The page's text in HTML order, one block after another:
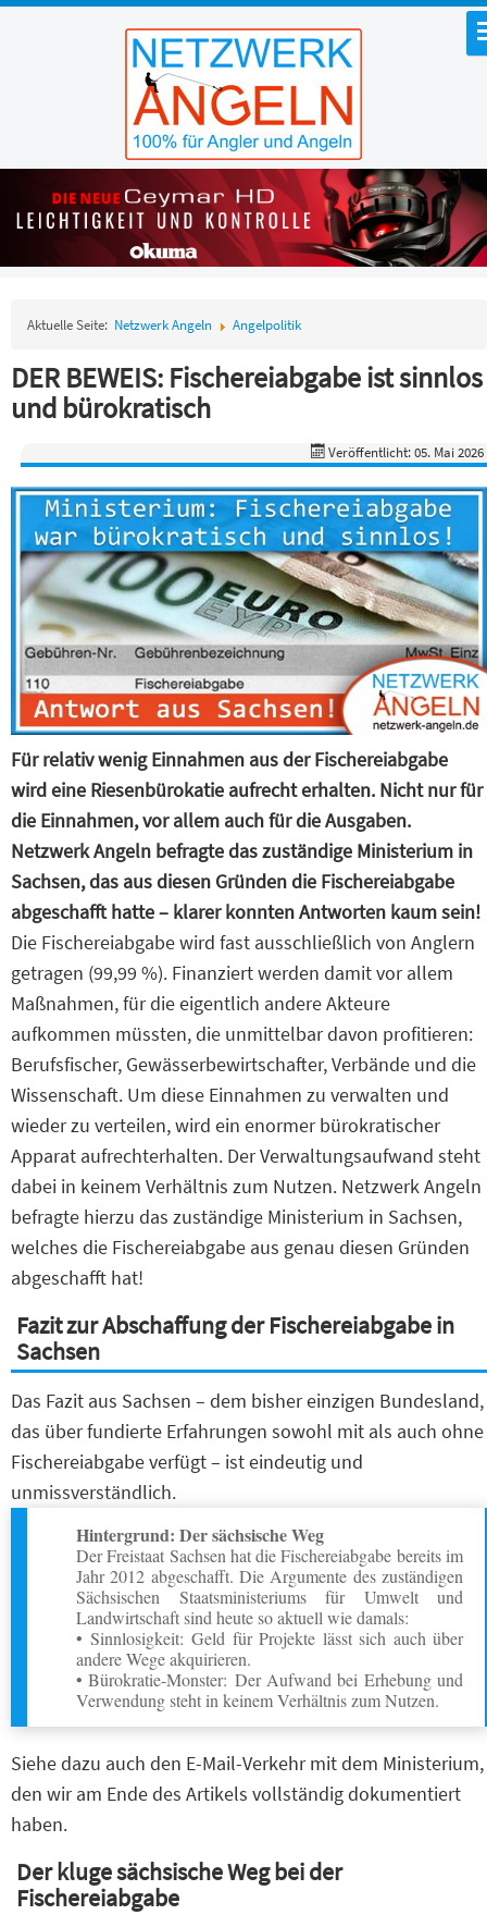
Aktuelle Seite: Netzwerk Angeln Angelpolitik
DER BEWEIS: Fischereiabgabe ist sinnlos
und bürokratisch
Veröffentlicht: 05. Mai 2026
Für relativ wenig Einnahmen aus der Fischereiabgabe
wird eine Riesenbürokatie aufrecht erhalten. Nicht nur für
die Einnahmen, vor allem auch für die Ausgaben.
Netzwerk Angeln befragte das zuständige Ministerium in
Sachsen, das aus diesen Gründen die Fischereiabgabe
abgeschafft hatte – klarer konnten Antworten kaum sein!
Die Fischereiabgabe wird fast ausschließlich von Anglern
getragen (99,99 %). Finanziert werden damit vor allem
Maßnahmen, für die eigentlich andere Akteure
aufkommen müssten, die unmittelbar davon profitieren:
Berufsfischer, Gewässerbewirtschafter, Verbände und die
Wissenschaft. Um diese Einnahmen zu verwalten und
wieder zu verteilen, wird ein enormer bürokratischer
Apparat aufrechterhalten. Der Verwaltungsaufwand steht
dabei in keinem Verhältnis zum Nutzen. Netzwerk Angeln
befragte hierzu das zuständige Ministerium in Sachsen,
welches die Fischereiabgabe aus genau diesen Gründen
abgeschafft hat!
Fazit zur Abschaffung der Fischereiabgabe in
Sachsen
Das Fazit aus Sachsen – dem bisher einzigen Bundesland,
das über fundierte Erfahrungen sowohl mit als auch ohne
Fischereiabgabe verfügt – ist eindeutig und
unmissverständlich.
Hintergrund: Der sächsische Weg
Der Freistaat Sachsen hat die Fischereiabgabe bereits im
Jahr 2012 abgeschafft. Die Argumente des zuständigen
Sächsischen Staatsministeriums für Umwelt und
Landwirtschaft sind heute so aktuell wie damals:
• Sinnlosigkeit: Geld für Projekte lässt sich auch über
andere Wege akquirieren.
• Bürokratie-Monster: Der Aufwand bei Erhebung und
Verwendung steht in keinem Verhältnis zum Nutzen.
Siehe dazu auch den E-Mail-Verkehr mit dem Ministerium,
den wir am Ende des Artikels vollständig dokumentiert
haben.
Der kluge sächsische Weg bei der
Fischereiabgabe